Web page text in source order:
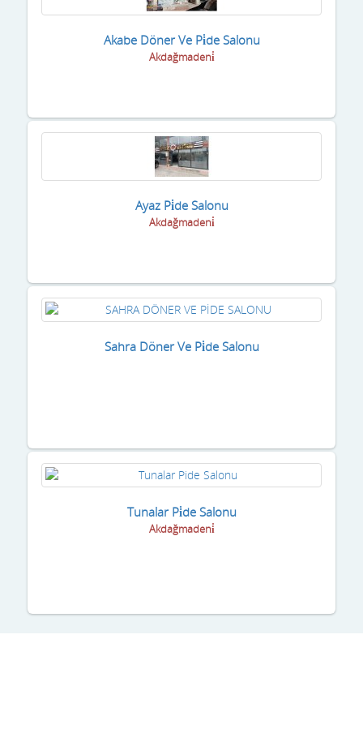
Akabe Döner Ve Pi̇de Salonu
Akdağmadeni̇
Ayaz Pi̇de Salonu
Akdağmadeni̇
Sahra Döner Ve Pi̇de Salonu
Tunalar Pi̇de Salonu
Akdağmadeni̇